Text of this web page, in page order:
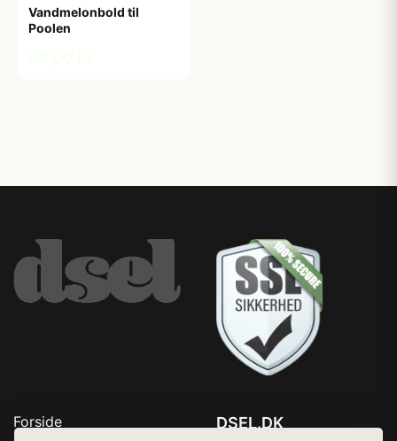
Vandmelonbold til
Poolen
Forside
DSEL.DK